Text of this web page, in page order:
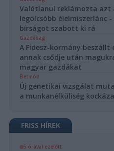
Valótlanul reklámozta azt
legolcsóbb élelmiszerlánc -
bírságot szabott ki rá
Gazdaság
A Fidesz-kormány
annak csődje után
magyar gazdákat
Életmód
Új genetikai vizsgálat
a munkanélküliség
FRISS HÍREK
5 órával ezelőtt